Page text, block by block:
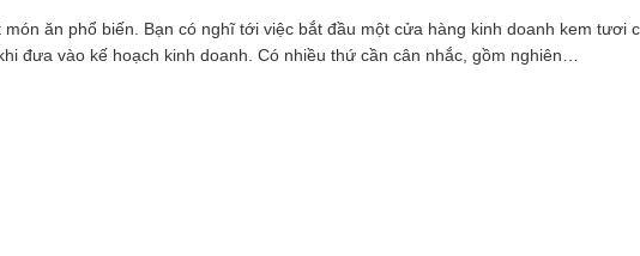
món ăn phổ biến. Bạn có nghĩ tới việc bắt đầu một cửa hàng kinh doanh kem
đưa vào kế hoạch kinh doanh. Có nhiều thứ cần cân nhắc, gồm nghiên…